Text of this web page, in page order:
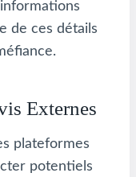
de ces détails
Externes
plateformes
potentiels